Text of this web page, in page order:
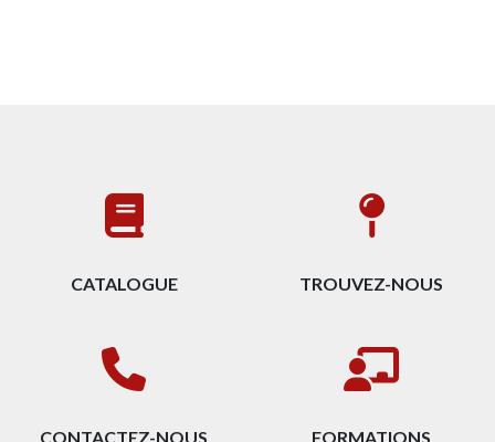
CATALOGUE TROUVEZ-NOUS
CONTACTEZ-NOUS FORMATIONS